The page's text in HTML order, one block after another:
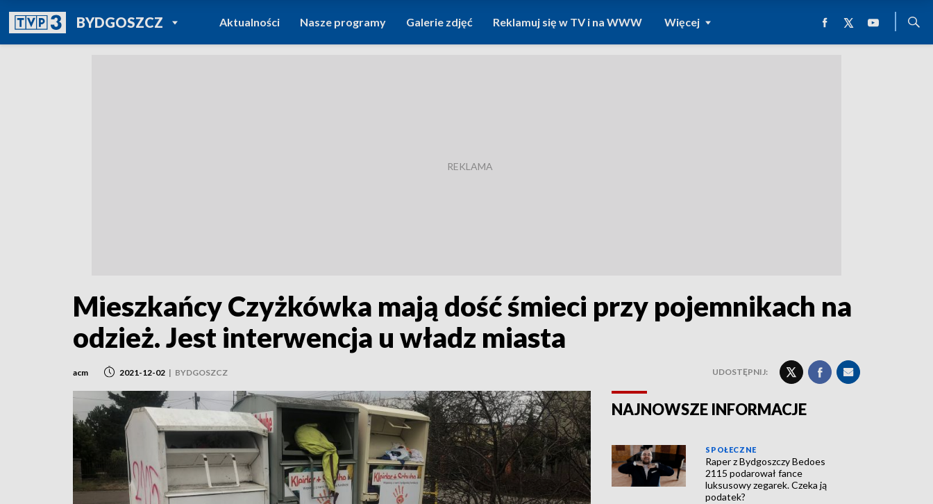
BYDGOSZCZPOWRÓT DO
TVP REGIONY
Aktualności Nasze programy Galerie zdjęć Reklamuj się w TV i na WWW Więcej
Mieszkańcy Czyżkówka mają dość śmieci przy pojemnikach na
odzież. Jest interwencja u władz miasta
acm 2021-12-02 | BYDGOSZCZ UDOSTĘPNIJ:
NAJNOWSZE INFORMACJE
SPOŁECZNE
Raper z Bydgoszczy Bedoes
2115 podarował fance
luksusowy zegarek. Czeka ją
podatek?